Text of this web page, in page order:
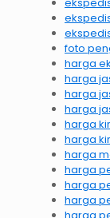
foto
harga
harga
harga
harga
harga
harga
harga
harga
harga
harga